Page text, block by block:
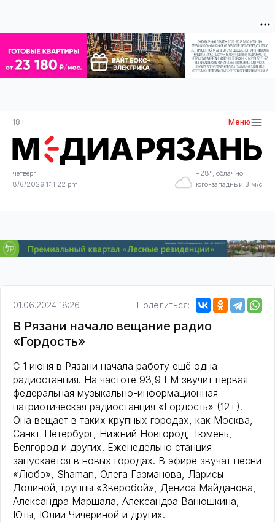
18+ Меню
четверг
8/6/2026 1:11:22 pm
+28°, облачно
юго-западный 3 м/с
01.06.2024 18:26 Поделиться:
В Рязани начало вещание радио
«Гордость»
С 1 июня в Рязани начала работу ещё одна
радиостанция. На частоте 93,9 FM звучит первая
федеральная музыкально-информационная
патриотическая радиостанция «Гордость» (12+).
Она вещает в таких крупных городах, как Москва,
Санкт-Петербург, Нижний Новгород, Тюмень,
Белгород и других. Еженедельно станция
запускается в новых городах. В эфире звучат песни
«Любэ», Shaman, Олега Газманова, Ларисы
Долиной, группы «Зверобой», Дениса Майданова,
Александра Маршала, Александра Ванюшкина,
Юты, Юлии Чичериной и других.